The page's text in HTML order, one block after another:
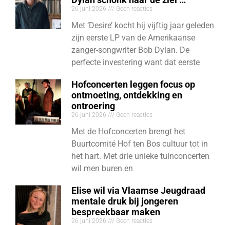
26 juni 2026 Geen reacties
Met ‘Desire’ kocht hij vijftig jaar geleden
zijn eerste LP van de Amerikaanse
zanger-songwriter Bob Dylan. De
perfecte investering want dat eerste
Hofconcerten leggen focus op
ontmoeting, ontdekking en
ontroering
26 juni 2026 Geen reacties
Met de Hofconcerten brengt het
Buurtcomité Hof ten Bos cultuur tot in
het hart. Met drie unieke tuinconcerten
wil men buren en
Elise wil via Vlaamse Jeugdraad
mentale druk bij jongeren
bespreekbaar maken
26 juni 2026 Geen reacties